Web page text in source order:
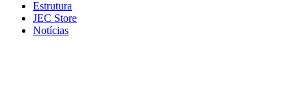
Estrutura
JEC Store
Notícias